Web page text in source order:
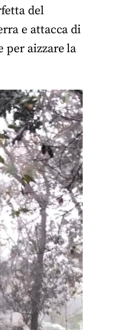
del
e attacca di
aizzare la